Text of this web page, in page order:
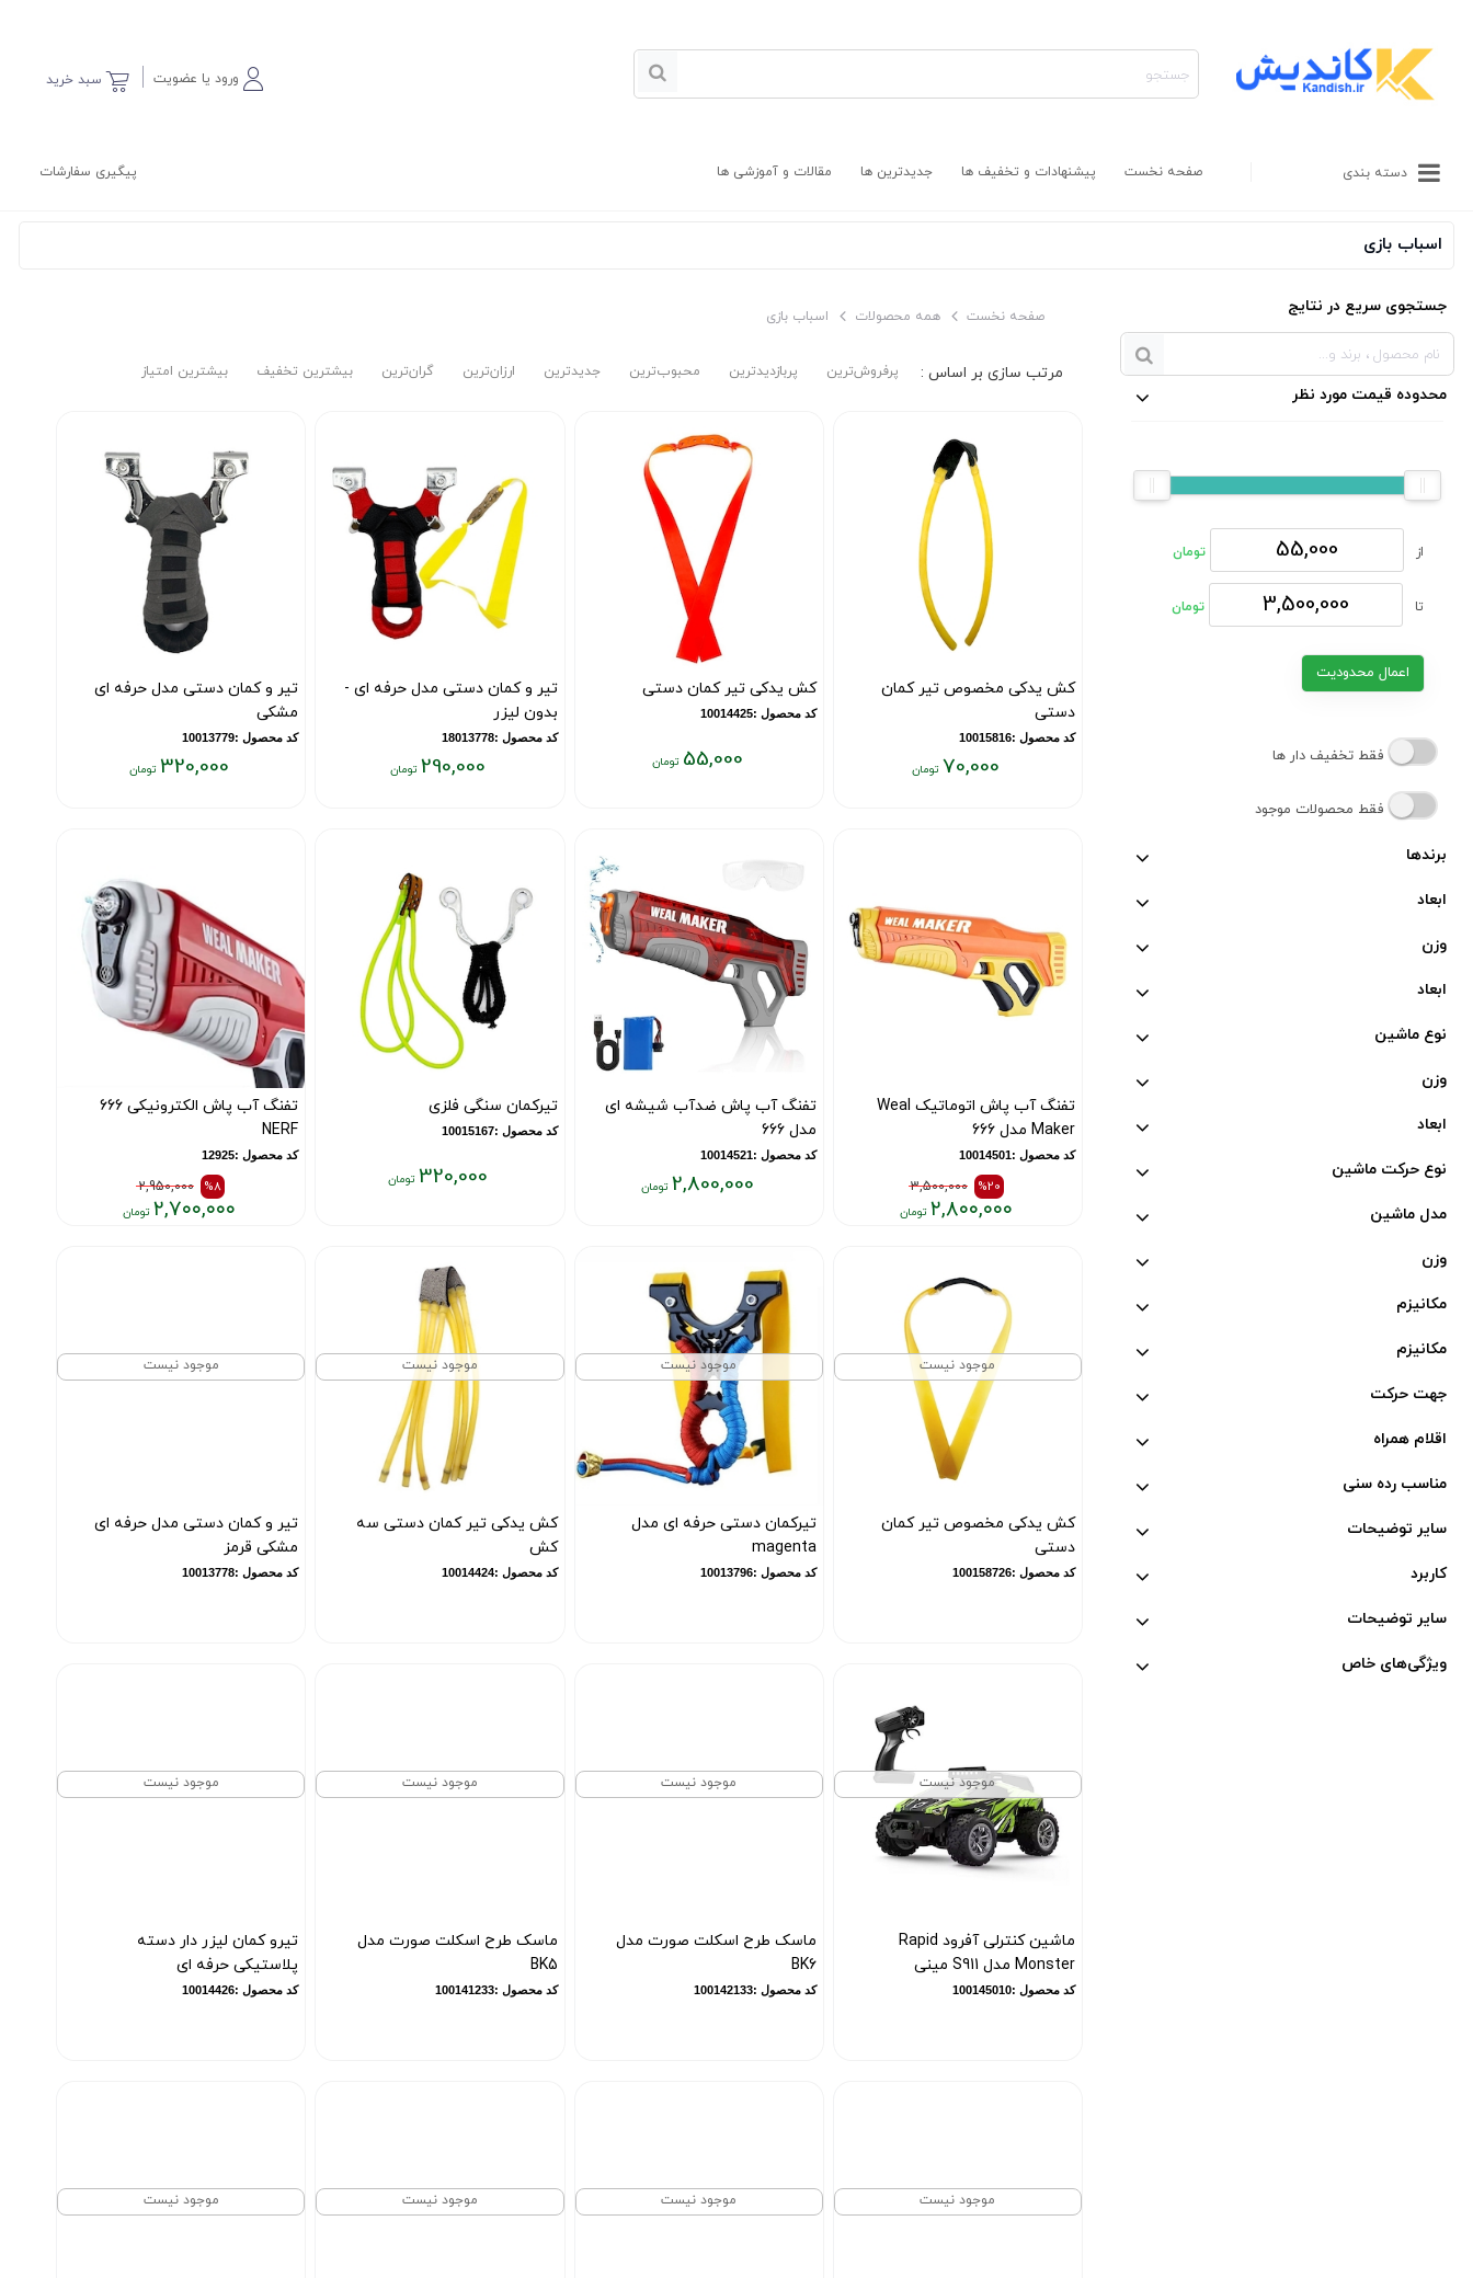
سبد خرید ورود یا عضویت
دسته بندی صفحه نخست پیشنهادات و تخفیف ها جدیدترین ها مقالات و آموزشی ها پیگیری سفارشات
اسباب بازی
جستجوی سریع در نتایج
محدوده قیمت مورد نظر
از تومان
تا تومان
اعمال محدودیت
برندها
ابعاد
وزن
ابعاد
نوع ماشین
وزن
ابعاد
نوع حرکت ماشین
مدل ماشین
وزن
مکانیزم
مکانیزم
جهت‌ حرکت
اقلام همراه
مناسب رده سنی
سایر توضیحات
کاربرد
سایر توضیحات
ویژگی‌های خاص
صفحه نخست همه محصولات اسباب بازی
پرفروش‌ترین‌ پربازدیدترین محبوب‌ترین جدیدترین ارزان‌ترین گران‌ترین بیشترین تخفیف بیشترین امتیاز
کش یدکی مخصوص تیر کمان
دستی
کد محصول :10015816
70,000
کش یدکی تیر کمان دستی
کد محصول :10014425
55,000
تومان
تیر و کمان دستی مدل حرفه ای -
بدون لیزر
کد محصول :18013778
290,000
تیر و کمان دستی مدل حرفه ای
مشکی
کد محصول :10013779
320,000
تفنگ آب پاش اتوماتیک Weal
Maker مدل 666
کد محصول :10014501
%20
3,500,000
۲,۸۰۰,۰۰۰
تفنگ آب پاش ضدآب شیشه ای
مدل 666
کد محصول :10014521
2,800,000
تومان
تیرکمان سنگی فلزی
کد محصول :10015167
320,000
تفنگ آب پاش الکترونیکی 666
NERF
کد محصول :12925
%8
2,950,000
۲,۷۰۰,۰۰۰
موجود نیست
کش یدکی مخصوص تیر کمان
دستی
کد محصول :100158726
موجود نیست
تیرکمان دستی حرفه ای مدل
magenta
کد محصول :10013796
موجود نیست
کش یدکی تیر کمان دستی سه
کش
کد محصول :10014424
موجود نیست
تیر و کمان دستی مدل حرفه ای
مشکی قرمز
کد محصول :10013778
موجود نیست
ماشین کنترلی آفرود Rapid
Monster مدل S911 مینی
کد محصول :100145010
موجود نیست
ماسک طرح اسکلت صورت مدل
BK6
کد محصول :100142133
موجود نیست
ماسک طرح اسکلت صورت مدل
BK5
کد محصول :100141233
موجود نیست
تیرو کمان لیزر دار دسته
پلاستیکی حرفه ای
کد محصول :10014426
موجود نیست موجود نیست موجود نیست موجود نیست